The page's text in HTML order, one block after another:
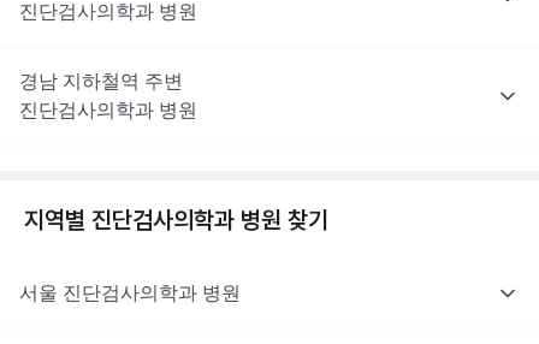
진단검사의학과 병원
경남 지하철역 주변
진단검사의학과 병원
지역별 진단검사의학과 병원 찾기
서울 진단검사의학과 병원